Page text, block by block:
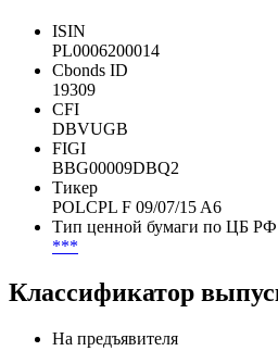
Идентификаторы
ISIN
PL0006200014
Cbonds ID
19309
CFI
DBVUGB
FIGI
BBG00009DBQ2
POLCPL F 09/07/15 A6
Тип ценной бумаги по ЦБ РФ